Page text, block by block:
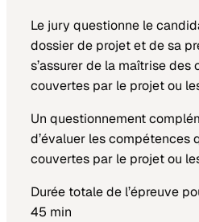
Le jury questionne le
dossier de projet et de sa
s’assurer de la maîtrise des
couvertes par le projet ou
Un questionnement
d’évaluer les compétences
couvertes par le projet ou
Durée totale de l’épreuve
45 min